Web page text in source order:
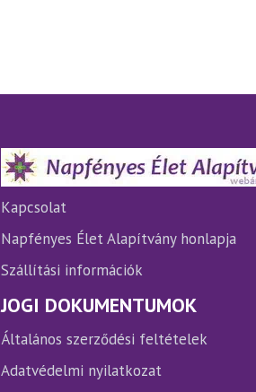
A
termékoldalon
választhatók
Kapcsolat
Napfényes Élet Alapítvány honlapja
Szállítási információk
JOGI DOKUMENTUMOK
Általános szerződési feltételek
Adatvédelmi nyilatkozat